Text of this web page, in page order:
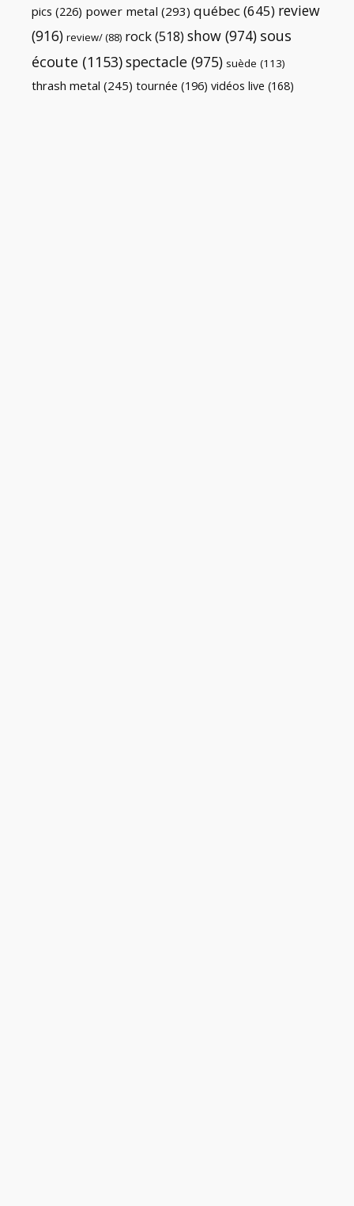
pics (226) power metal (293) québec(645) review
(916) review/(88) rock(518) show (974) sous
écoute (1153)spectacle (975) suède (113)
thrash metal (245) tournée (196) vidéos live (168)